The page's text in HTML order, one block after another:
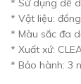
* Sử dụng dễ
* Vật liệu:
* Màu sắc đa
* Xuất xứ:
* Bảo hành: 3